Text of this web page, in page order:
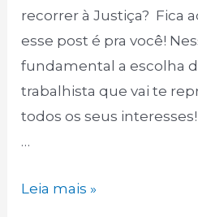
recorrer à Justiça? Fica
esse post é pra você!
fundamental a escolha
trabalhista que vai te
todos os seus
…
Caminhoneiro:
Leia mais »